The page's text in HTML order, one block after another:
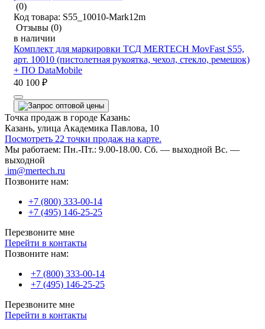
(0)
Код товара: S55_10010-Mark12m
Отзывы (0)
в наличии
Комплект для маркировки ТСД MERTECH MovFast S55,
арт. 10010 (пистолетная рукоятка, чехол, стекло, ремешок)
+ ПО DataMobile
40 100 ₽
Точка продаж в городе Казань:
Казань, улица Академика Павлова, 10
Посмотреть 22 точки продаж на карте.
Мы работаем: Пн.-Пт.: 9.00-18.00. Сб. — выходной Вс. —
выходной
im@mertech.ru
Позвоните нам:
+7 (800) 333-00-14
+7 (495) 146-25-25
Перезвоните мне
Перейти в контакты
Позвоните нам:
+7 (800) 333-00-14
+7 (495) 146-25-25
Перезвоните мне
Перейти в контакты